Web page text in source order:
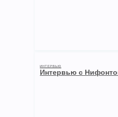
ИНТЕРВЬЮ
Интервью с